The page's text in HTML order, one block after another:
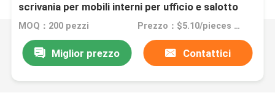
scrivania per mobili interni per ufficio e salotto
MOQ：200 pezzi Prezzo：$5.10/pieces 200-499 pieces
Miglior prezzo Contattici